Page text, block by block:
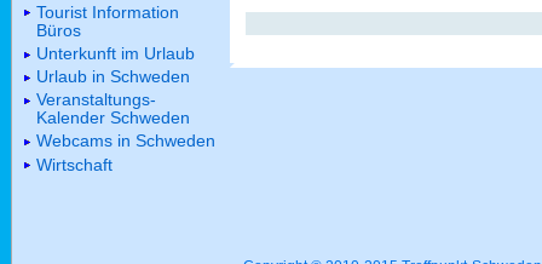
Tourist Information
Büros
Unterkunft im Urlaub
Urlaub in Schweden
Veranstaltungs-
Kalender Schweden
Webcams in Schweden
Wirtschaft